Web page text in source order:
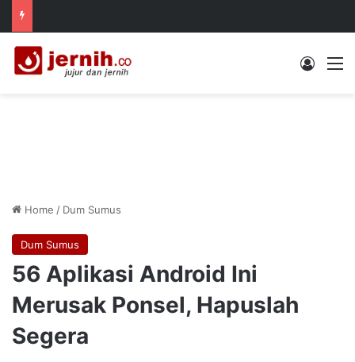
Log In
Home / Dum Sumus
Dum Sumus
56 Aplikasi Android Ini
Merusak Ponsel, Hapuslah
Segera